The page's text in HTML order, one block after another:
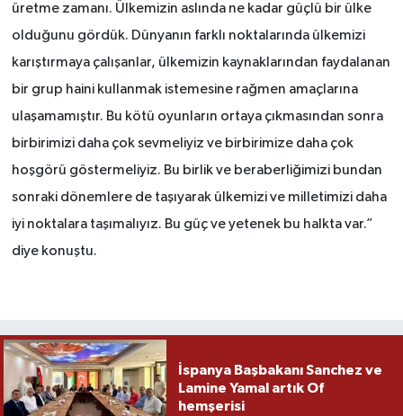
üretme zamanı. Ülkemizin aslında ne kadar güçlü bir ülke
olduğunu gördük. Dünyanın farklı noktalarında ülkemizi
karıştırmaya çalışanlar, ülkemizin kaynaklarından faydalanan
bir grup haini kullanmak istemesine rağmen amaçlarına
ulaşamamıştır. Bu kötü oyunların ortaya çıkmasından sonra
birbirimizi daha çok sevmeliyiz ve birbirimize daha çok
hoşgörü göstermeliyiz. Bu birlik ve beraberliğimizi bundan
sonraki dönemlere de taşıyarak ülkemizi ve milletimizi daha
iyi noktalara taşımalıyız. Bu güç ve yetenek bu halkta var.”
diye konuştu.
İspanya Başbakanı Sanchez ve
Lamine Yamal artık Of
hemşerisi